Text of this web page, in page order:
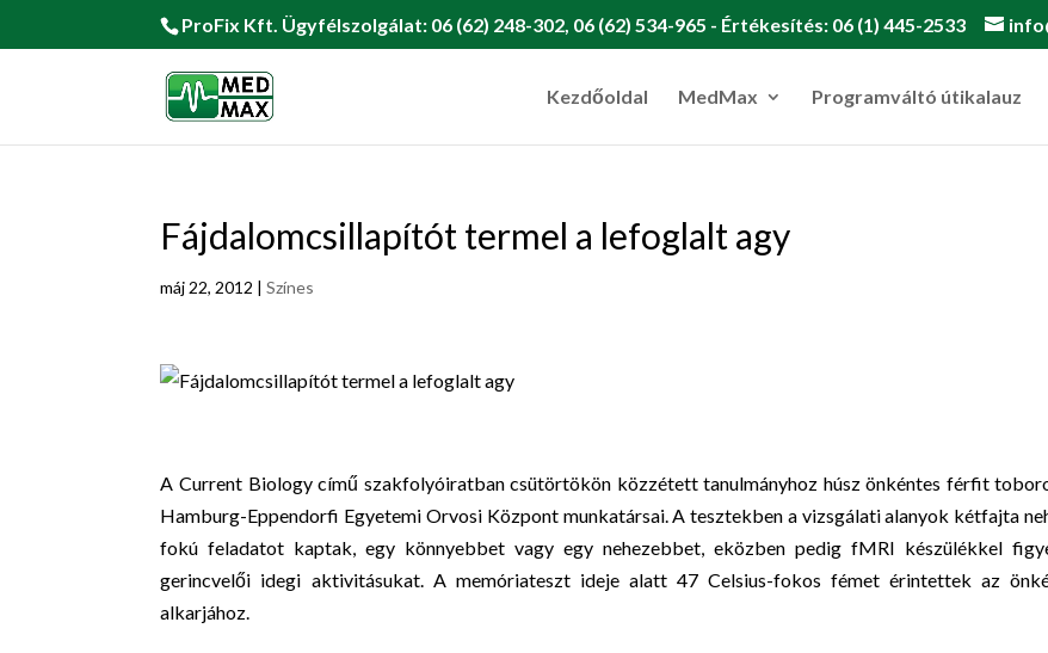
ProFix Kft. Ügyfélszolgálat: 06 (62) 248-302, 06 (62) 534-965 - Értékesítés: 06 (1) 445-2533
Kezdőoldal MedMax Programváltó útikalauz
Fájdalomcsillapítót termel a lefoglalt agy
máj 22, 2012 |Színes
A Current Biology című szakfolyóiratban csütörtökön közzétett tanulmányhoz húsz önkéntes férfit
Hamburg-Eppendorfi Egyetemi Orvosi Központ munkatársai. A tesztekben a vizsgálati alanyok kétfajta
fokú feladatot kaptak, egy könnyebbet vagy egy nehezebbet, eközben pedig fMRI készülékkel
gerincvelői idegi aktivitásukat. A memóriateszt ideje alatt 47 Celsius-fokos fémet érintettek az
alkarjához.